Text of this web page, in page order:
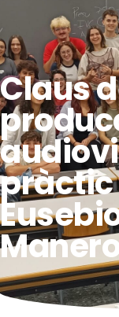
Claus
Manero